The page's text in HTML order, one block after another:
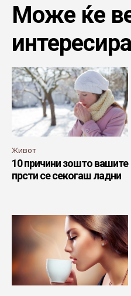
Може ќе
интересира
Живот
10 причини зошто вашите
прсти се секогаш ладни